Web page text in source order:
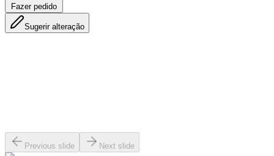
Fazer pedido
Sugerir alteração
Previous slide Next slide